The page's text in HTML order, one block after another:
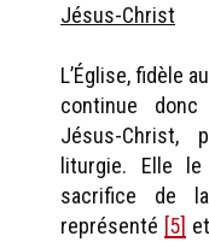
Jésus-Christ
L’Église, fidèle
continue
Jésus-Christ,
liturgie. Elle
sacrifice de
représenté [5]